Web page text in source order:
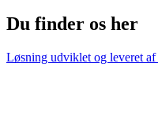
Du finder os her
Løsning udviklet og leveret af